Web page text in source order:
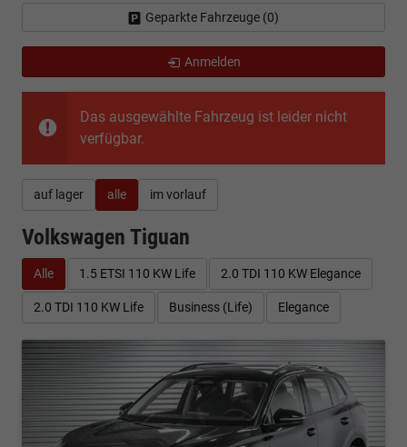
Das ausgewählte Fahrzeug ist leider nicht
verfügbar.
auf lager alle im vorlauf
Volkswagen Tiguan
Alle 1.5 ETSI 110 KW Life 2.0 TDI 110 KW Elegance
2.0 TDI 110 KW Life Business (Life) Elegance
Geparkte Fahrzeuge (0)
Anmelden